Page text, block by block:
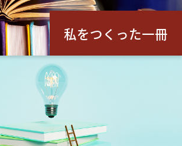
私をつくった一冊